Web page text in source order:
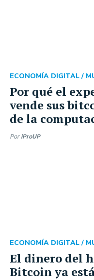
Por qué el
vende sus
de la
ECONOMÍA DIGITAL /
Por iProUP
El dinero del
Bitcoin ya
ECONOMÍA DIGITAL /